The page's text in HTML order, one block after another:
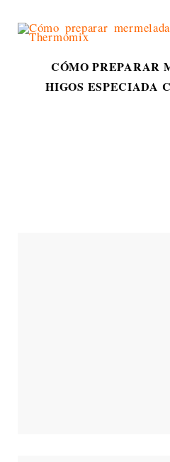
CÓMO PREPARAR
HIGOS ESPECIADA